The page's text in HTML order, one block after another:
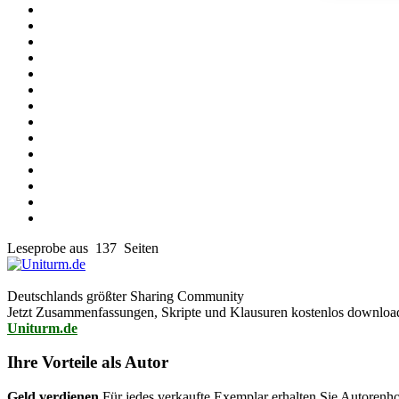
Leseprobe aus 137 Seiten
Deutschlands größter Sharing Community
Jetzt Zusammenfassungen, Skripte und Klausuren kostenlos
Uniturm.de
Ihre Vorteile als Autor